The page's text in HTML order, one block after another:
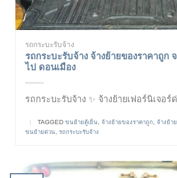
รถกระบะรับจ้าง
รถกระบะรับจ้าง จ้างย้ายของราคาถูก
ไป ดอนเมือง
รถกระบะรับจ้าง ✨ จ้างย้ายเฟอร์นิเจอร์
| TAGGED ขนย้ายตู้เย็น จ้างย้ายของราคาถูก จ้างย้า
ขนย้ายด่วน รถกระบะรับจ้าง